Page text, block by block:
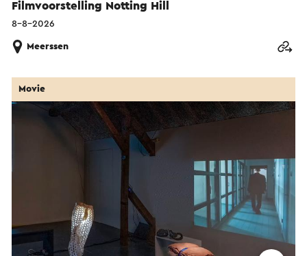
Filmvoorstelling Notting Hill
8-8-2026
Meerssen
Movie